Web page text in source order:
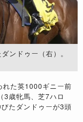
ンドゥー（右）。
た英1000ギニー前
3歳牝馬、芝7ハロ
たダンドゥーが3頭